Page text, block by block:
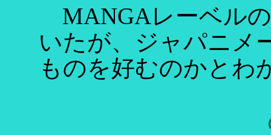
MANGAレーベル
いたが、ジャパニメ
ものを好むのかとわ